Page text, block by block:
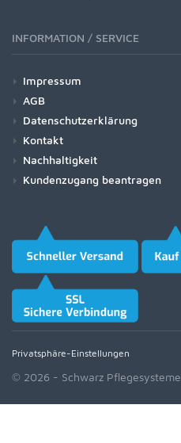
INFORMATION / SERVICE
Impressum
AGB
Datenschutzerklärung
Kontakt
Nachhaltigkeit
Kundenzugang beantragen
Privatsphäre-Einstellungen
© 2026 - Schwarz Pflegesysteme